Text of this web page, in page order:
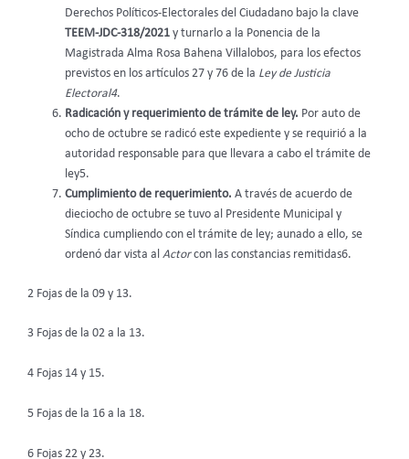
Derechos Políticos-Electorales del Ciudadano bajo la clave
TEEM-JDC-318/2021 y turnarlo a la Ponencia de la
Magistrada Alma Rosa Bahena Villalobos, para los efectos
previstos en los artículos 27 y 76 de la Ley de Justicia
Electoral4.
Radicación y requerimiento de trámite de ley. Por auto de
ocho de octubre se radicó este expediente y se requirió a la
autoridad responsable para que llevara a cabo el trámite de
ley5.
Cumplimiento de requerimiento. A través de acuerdo de
dieciocho de octubre se tuvo al Presidente Municipal y
Síndica cumpliendo con el trámite de ley; aunado a ello, se
ordenó dar vista al Actorcon las constancias remitidas6.
2 Fojas de la 09 y 13.
3 Fojas de la 02 a la 13.
4 Fojas 14 y 15.
5 Fojas de la 16 a la 18.
6 Fojas 22 y 23.